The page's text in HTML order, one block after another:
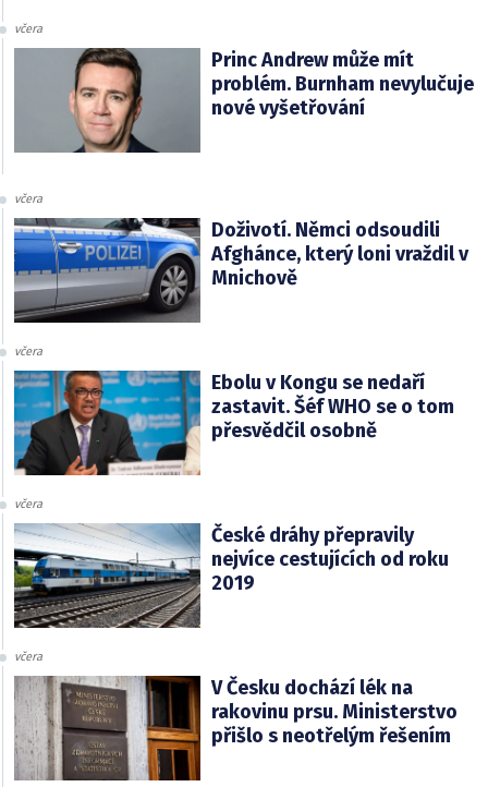
včera
Princ Andrew může mít
problém. Burnham nevylučuje
nové vyšetřování
včera
Doživotí. Němci odsoudili
Afghánce, který loni vraždil v
Mnichově
včera
Ebolu v Kongu se nedaří
zastavit. Šéf WHO se o tom
přesvědčil osobně
včera
České dráhy přepravily
nejvíce cestujících od roku
2019
včera
V Česku dochází lék na
rakovinu prsu. Ministerstvo
přišlo s neotřelým řešením